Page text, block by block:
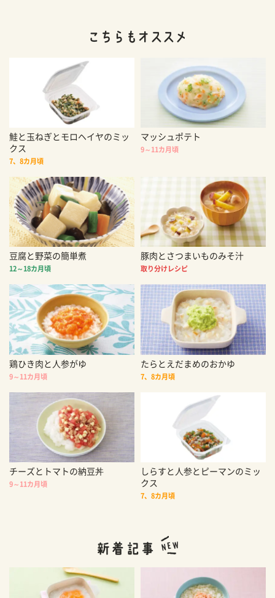
鮭と玉ねぎとモロヘイヤのミッ
クス
7、8カ月頃
マッシュポテト
9～11カ月頃
豆腐と野菜の簡単煮
12～18カ月頃
豚肉とさつまいものみそ汁
取り分けレシピ
鶏ひき肉と人参がゆ
9～11カ月頃
たらとえだまめのおかゆ
7、8カ月頃
チーズとトマトの納豆丼
9～11カ月頃
しらすと人参とピーマンのミッ
クス
7、8カ月頃